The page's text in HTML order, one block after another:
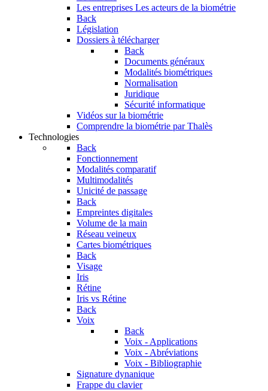
Les entreprises Les acteurs de la biométrie
Back
Législation
Dossiers à télécharger
Back
Documents généraux
Modalités biométriques
Normalisation
Juridique
Sécurité informatique
Vidéos sur la biométrie
Comprendre la biométrie par Thalès
Technologies
Back
Fonctionnement
Modalités comparatif
Multimodalités
Unicité de passage
Back
Empreintes digitales
Volume de la main
Réseau veineux
Cartes biométriques
Back
Visage
Iris
Rétine
Iris vs Rétine
Back
Voix
Back
Voix - Applications
Voix - Abréviations
Voix - Bibliographie
Signature dynanique
Frappe du clavier